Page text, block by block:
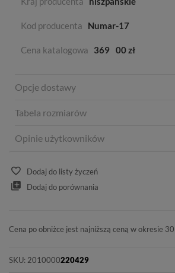
Kod producenta Numar-17
Cena katalogowa 369 00 zł
Opcje dostawy
Tabela rozmiarów
Opinie użytkowników
Dodaj do listy życzeń
Dodaj do porównania
Cena po obniżce jest najniższą ceną w okresie
SKU: 2010000220429